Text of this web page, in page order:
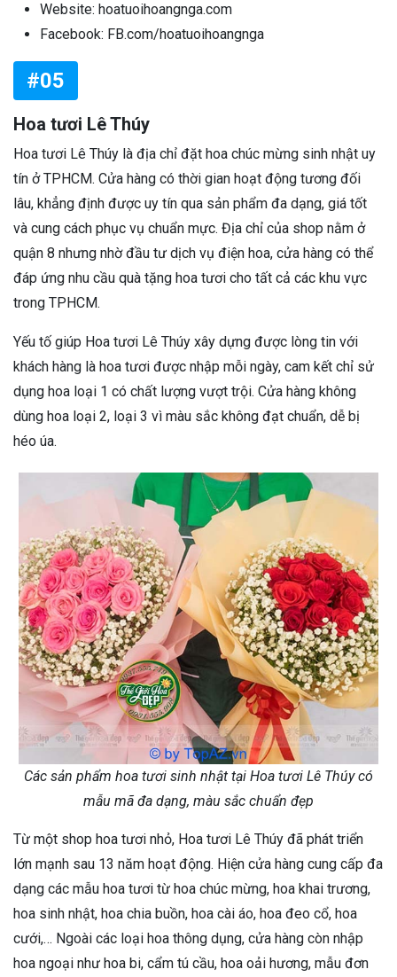
Website: hoatuoihoangnga.com
Facebook: FB.com/hoatuoihoangnga
#05
Hoa tươi Lê Thúy
Hoa tươi Lê Thúy là địa chỉ đặt hoa chúc mừng sinh nhật uy
tín ở TPHCM. Cửa hàng có thời gian hoạt động tương đối
lâu, khẳng định được uy tín qua sản phẩm đa dạng, giá tốt
và cung cách phục vụ chuẩn mực. Địa chỉ của shop nằm ở
quận 8 nhưng nhờ đầu tư dịch vụ điện hoa, cửa hàng có thể
đáp ứng nhu cầu quà tặng hoa tươi cho tất cả các khu vực
trong TPHCM.
Yếu tố giúp Hoa tươi Lê Thúy xây dựng được lòng tin với
khách hàng là hoa tươi được nhập mỗi ngày, cam kết chỉ sử
dụng hoa loại 1 có chất lượng vượt trội. Cửa hàng không
dùng hoa loại 2, loại 3 vì màu sắc không đạt chuẩn, dễ bị
héo úa.
Các sản phẩm hoa tươi sinh nhật tại Hoa tươi Lê Thúy có
mẫu mã đa dạng, màu sắc chuẩn đẹp
Từ một shop hoa tươi nhỏ, Hoa tươi Lê Thúy đã phát triển
lớn mạnh sau 13 năm hoạt động. Hiện cửa hàng cung cấp đa
dạng các mẫu hoa tươi từ hoa chúc mừng, hoa khai trương,
hoa sinh nhật, hoa chia buồn, hoa cài áo, hoa đeo cổ, hoa
cưới,… Ngoài các loại hoa thông dụng, cửa hàng còn nhập
hoa ngoại như hoa bi, cẩm tú cầu, hoa oải hương, mẫu đơn